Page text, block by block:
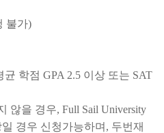
불가)
학점 GPA 2.5 이상 또는 SAT
않을 경우, Full Sail University
경우 신청가능하며, 두번재